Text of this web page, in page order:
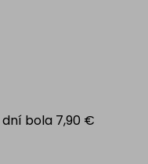
dní bola 7,90 €